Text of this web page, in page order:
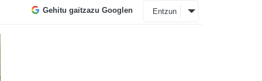
Gehitu gaitzazu Googlen Entzun